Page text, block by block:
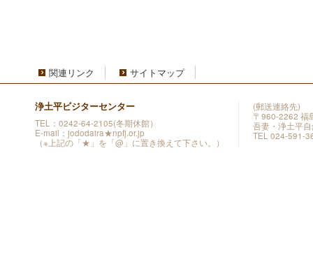
関連リンク サイトマップ
浄土平ビジターセンター
TEL：0242-64-2105(冬期休館）
E-mail：jododaira★npfj.or.jp
（※上記の「★」を「@」に置き換えて下さい。）
(郵送連絡先)
〒960-2262 福
吾妻・浄土平
TEL 024-591-